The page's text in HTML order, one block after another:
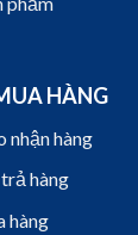
HÀNG
nhận hàng
hàng
hàng